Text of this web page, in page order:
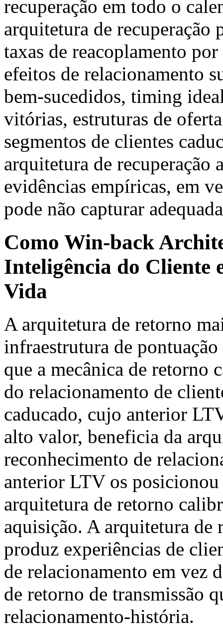
recuperação em todo o
arquitetura de
taxas de reacoplamento
efeitos de relacionamento
bem-sucedidos, timing
vitórias, estruturas de
segmentos de clientes
arquitetura de recuperação
evidências empíricas, em
pode não capturar
Como Win-back
Inteligência do Cliente
Vida
A arquitetura de retorno
infraestrutura de
que a mecânica de retorno
do relacionamento de
caducado, cujo anterior
alto valor, beneficia da
reconhecimento de
anterior LTV os posicionou
arquitetura de retorno
aquisição. A arquitetura de
produz experiências de
de relacionamento em vez
de retorno de transmissão
relacionamento-história.